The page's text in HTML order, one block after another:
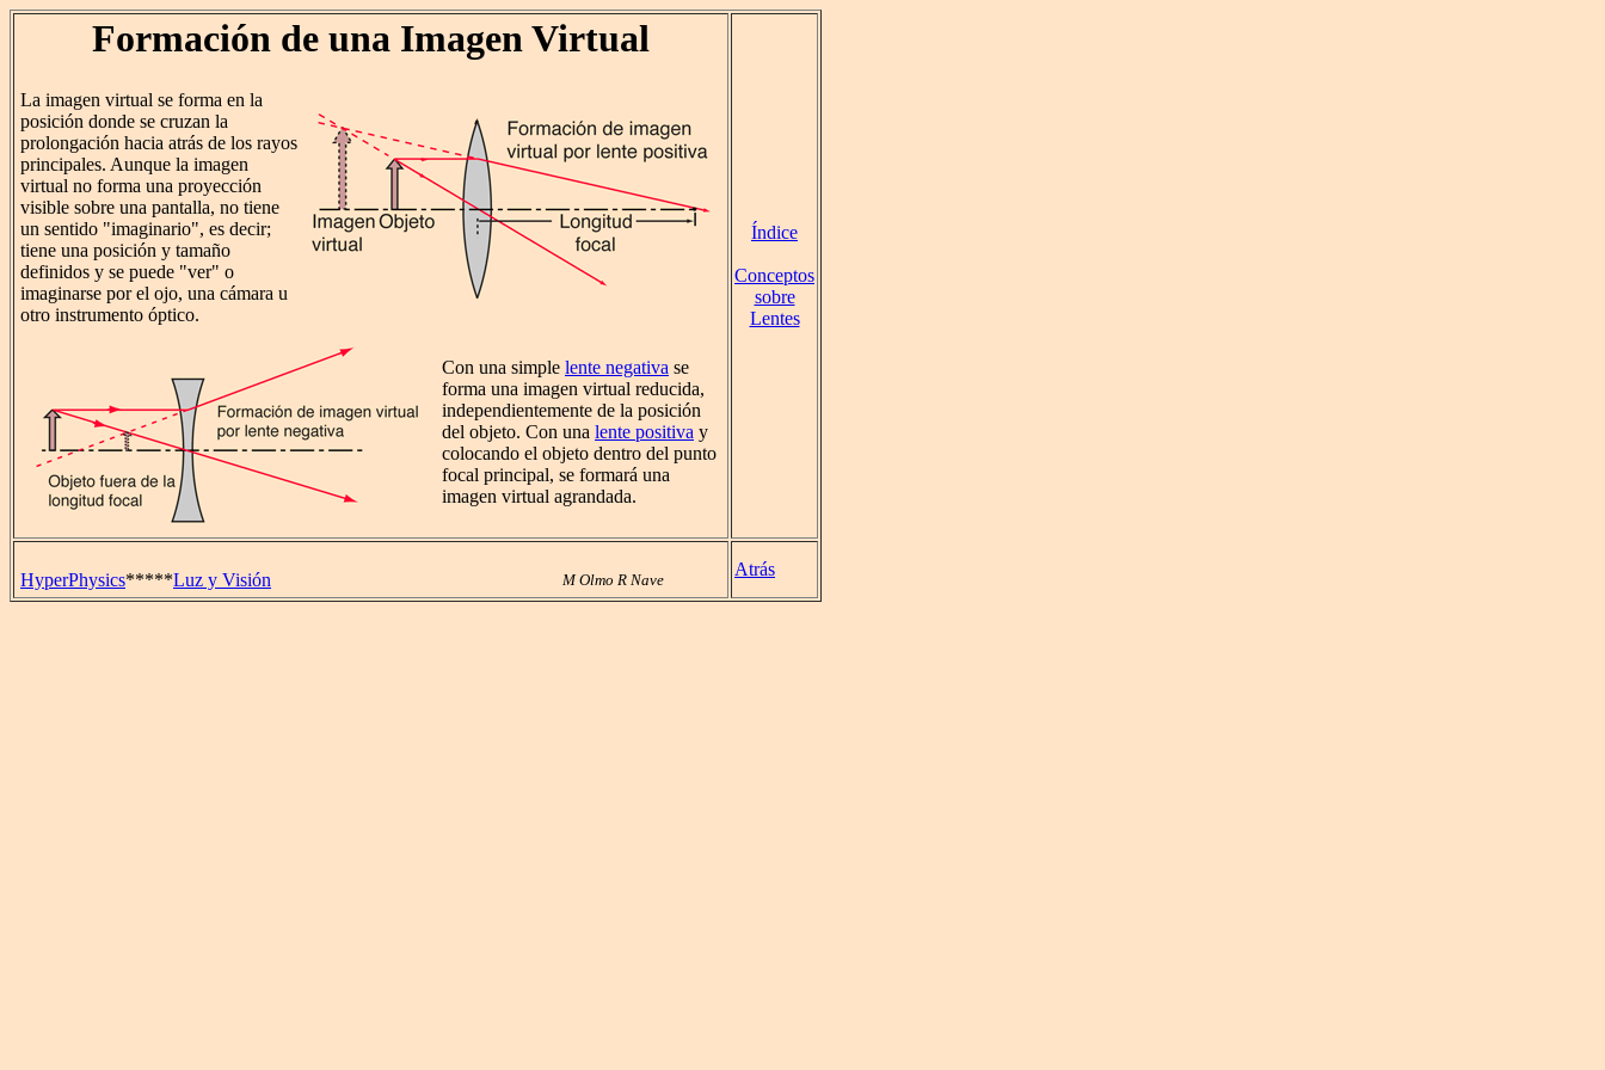
Formación de una Imagen Virtual
La imagen virtual se forma en la
posición donde se cruzan la
prolongación hacia atrás de los rayos
principales. Aunque la imagen
virtual no forma una proyección
visible sobre una pantalla, no tiene
un sentido "imaginario", es decir;
tiene una posición y tamaño
definidos y se puede "ver" o
imaginarse por el ojo, una cámara u
otro instrumento óptico.
Con una simple lente negativa se
forma una imagen virtual reducida,
independientemente de la posición
del objeto. Con una lente positiva y
colocando el objeto dentro del punto
focal principal, se formará una
imagen virtual agrandada.
Índice
Conceptos
sobre
Lentes
HyperPhysics*****Luz y Visión M Olmo R Nave
Atrás